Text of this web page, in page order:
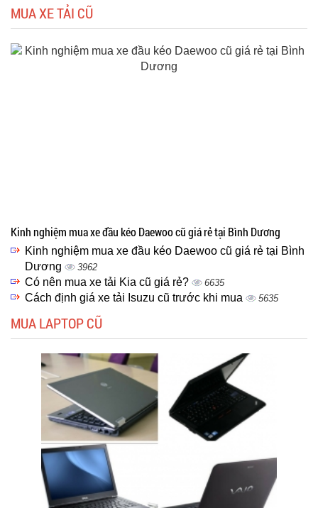
MUA XE TẢI CŨ
Kinh nghiệm mua xe đầu kéo Daewoo cũ giá rẻ tại Bình Dương
Kinh nghiệm mua xe đầu kéo Daewoo cũ giá rẻ tại Bình
Dương
3962
Có nên mua xe tải Kia cũ giá rẻ? 6635
Cách định giá xe tải Isuzu cũ trước khi mua 5635
MUA LAPTOP CŨ